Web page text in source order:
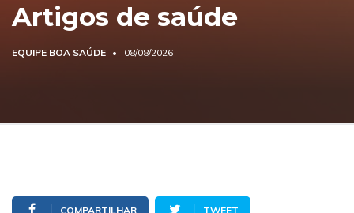
Artigos de saúde
EQUIPE BOA SAÚDE 08/08/2026
COMPARTILHAR TWEET